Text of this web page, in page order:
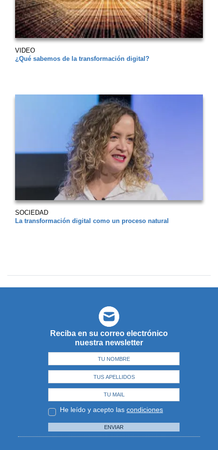
VIDEO
¿Qué sabemos de la transformación digital?
SOCIEDAD
La transformación digital como un proceso natural
Reciba en su correo electrónico
nuestra newsletter
He leído y acepto las condiciones
ENVIAR